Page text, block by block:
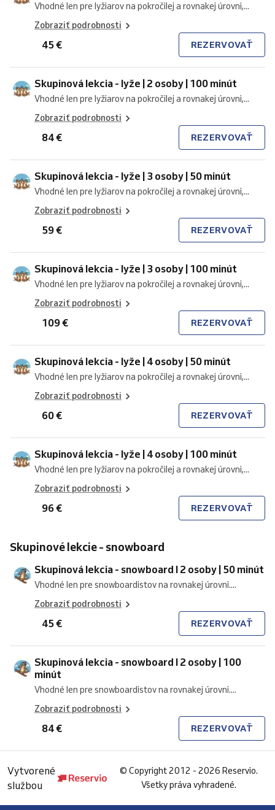
Vhodné len pre lyžiarov na pokročilej a rovnakej úrovni,...
Zobraziť podrobnosti
45 € REZERVOVAŤ
Skupinová lekcia - lyže | 2 osoby | 100 minút
Vhodné len pre lyžiarov na pokročilej a rovnakej úrovni,...
Zobraziť podrobnosti
84 € REZERVOVAŤ
Skupinová lekcia - lyže | 3 osoby | 50 minút
Vhodné len pre lyžiarov na pokročilej a rovnakej úrovni,...
Zobraziť podrobnosti
59 € REZERVOVAŤ
Skupinová lekcia - lyže | 3 osoby | 100 minút
Vhodné len pre lyžiarov na pokročilej a rovnakej úrovni,...
Zobraziť podrobnosti
109 € REZERVOVAŤ
Skupinová lekcia - lyže | 4 osoby | 50 minút
Vhodné len pre lyžiarov na pokročilej a rovnakej úrovni,...
Zobraziť podrobnosti
60 € REZERVOVAŤ
Skupinová lekcia - lyže | 4 osoby | 100 minút
Vhodné len pre lyžiarov na pokročilej a rovnakej úrovni,...
Zobraziť podrobnosti
96 € REZERVOVAŤ
Skupinové lekcie - snowboard
Skupinová lekcia - snowboard I 2 osoby | 50 minút
Vhodné len pre snowboardistov na rovnakej úrovni....
Zobraziť podrobnosti
45 € REZERVOVAŤ
Skupinová lekcia - snowboard I 2 osoby | 100
minút
Vhodné len pre snowboardistov na rovnakej úrovni....
Zobraziť podrobnosti
84 € REZERVOVAŤ
Vytvorené
službou
© Copyright 2012 - 2026 Reservio.
Všetky práva vyhradené.